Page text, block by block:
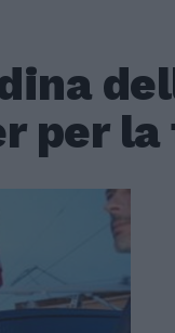
per la